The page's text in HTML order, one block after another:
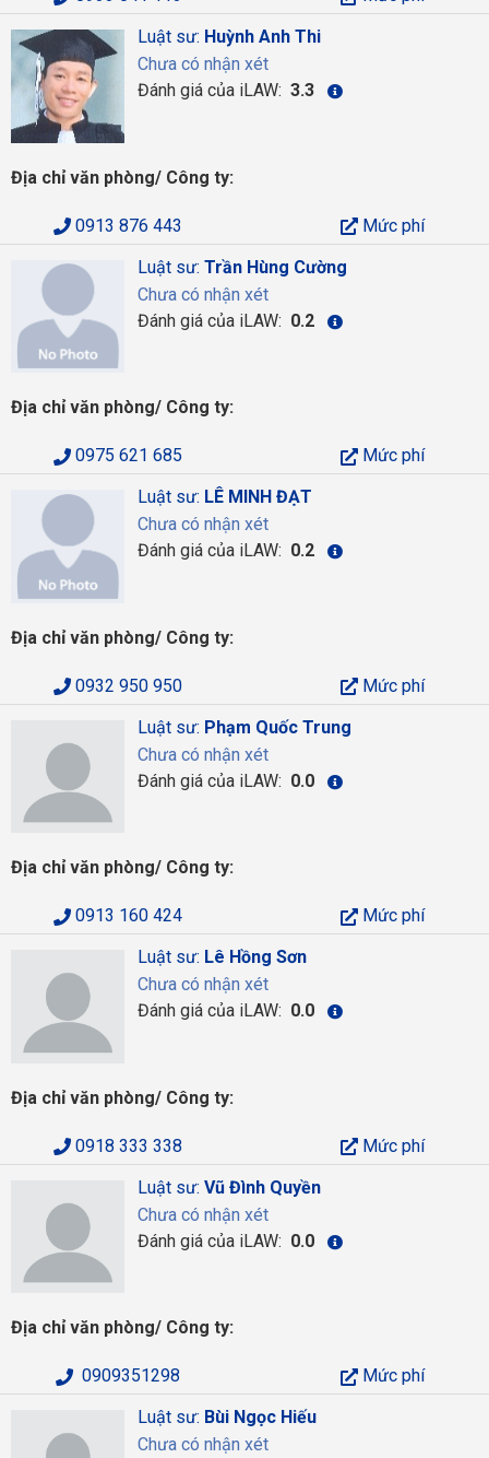
Luật sư: Huỳnh Anh Thi
Chưa có nhận xét
Đánh giá của iLAW: 3.3
Địa chỉ văn phòng/ Công ty:
0913 876 443
Mức phí
Luật sư: Trần Hùng Cường
Chưa có nhận xét
Đánh giá của iLAW: 0.2
Địa chỉ văn phòng/ Công ty:
0975 621 685
Mức phí
Luật sư: LÊ MINH ĐẠT
Chưa có nhận xét
Đánh giá của iLAW: 0.2
Địa chỉ văn phòng/ Công ty:
0932 950 950
Mức phí
Luật sư: Phạm Quốc Trung
Chưa có nhận xét
Đánh giá của iLAW: 0.0
Địa chỉ văn phòng/ Công ty:
0913 160 424
Mức phí
Luật sư: Lê Hồng Sơn
Chưa có nhận xét
Đánh giá của iLAW: 0.0
Địa chỉ văn phòng/ Công ty:
0918 333 338
Mức phí
Luật sư: Vũ Đình Quyền
Chưa có nhận xét
Đánh giá của iLAW: 0.0
Địa chỉ văn phòng/ Công ty:
0909351298
Mức phí
Luật sư: Bùi Ngọc Hiếu
Chưa có nhận xét